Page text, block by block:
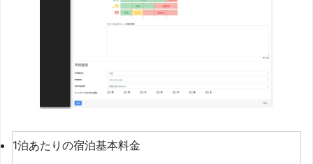
1泊あたりの宿泊基本料金